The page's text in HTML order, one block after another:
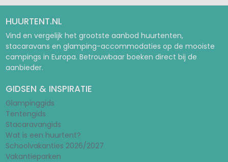
HUURTENT.NL
Vind en vergelijk het grootste aanbod huurtenten,
stacaravans en glamping-accommodaties op de mooiste
campings in Europa. Betrouwbaar boeken direct bij de
aanbieder.
GIDSEN & INSPIRATIE
Glampinggids
Tentengids
Stacaravangids
Wat is een huurtent?
Schoolvakanties 2026/2027
Vakantieparken